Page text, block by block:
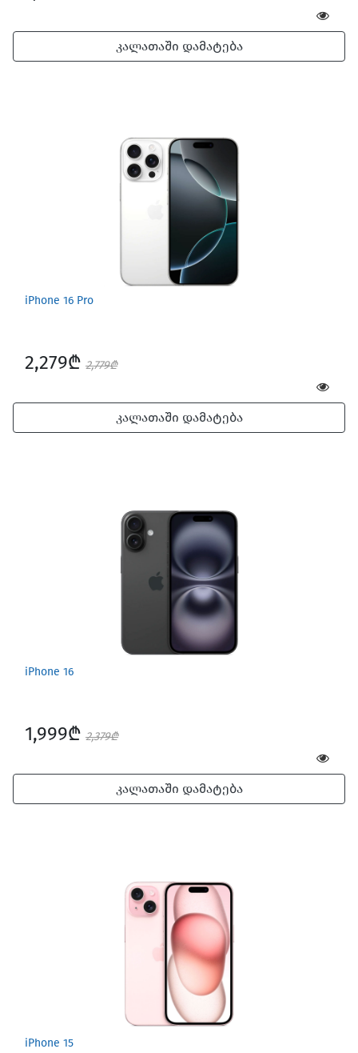
კალათაში დამატება
iPhone 16 Pro
2,279₾ 2,779₾
კალათაში დამატება
iPhone 16
1,999₾ 2,379₾
კალათაში დამატება
iPhone 15